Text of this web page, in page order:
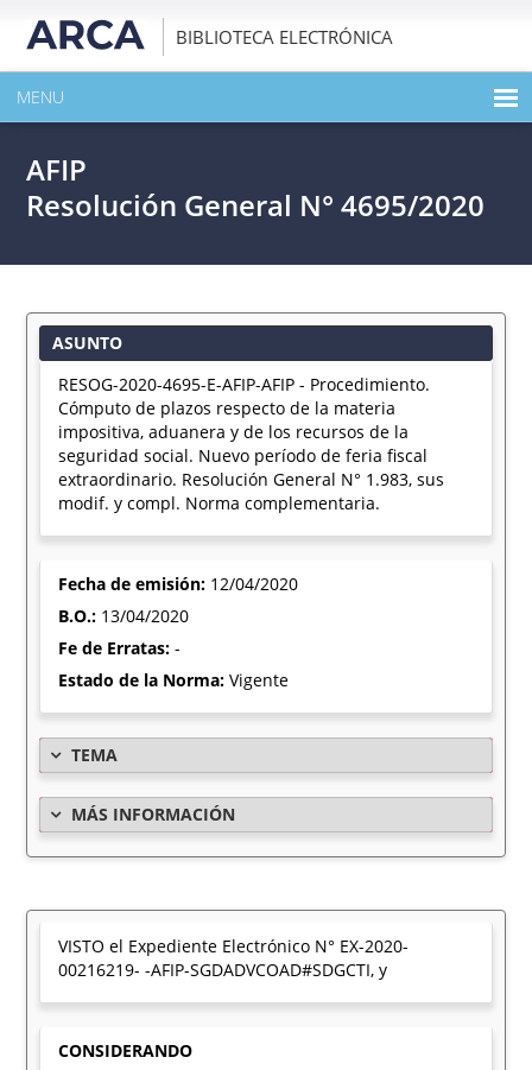
BIBLIOTECA ELECTRÓNICA
MENU
EXPANDIR TODO EL CONTENIDO DE LA PUBLICACIÓN
AFIP
Resolución General N° 4695/2020
ASUNTO
RESOG-2020-4695-E-AFIP-AFIP - Procedimiento.
Cómputo de plazos respecto de la materia
impositiva, aduanera y de los recursos de la
seguridad social. Nuevo período de feria fiscal
extraordinario. Resolución General N° 1.983, sus
modif. y compl. Norma complementaria.
Fecha de emisión: 12/04/2020
B.O.: 13/04/2020
Fe de Erratas:-
Estado de la Norma:Vigente
TEMA
MÁS INFORMACIÓN
VISTO el Expediente Electrónico N° EX-2020-
00216219- -AFIP-SGDADVCOAD#SDGCTI, y
CONSIDERANDO